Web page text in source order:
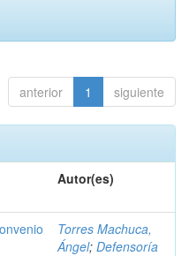
anterior 1 siguiente
Autor(es)
Torres Machuca,
Ángel; Defensoría